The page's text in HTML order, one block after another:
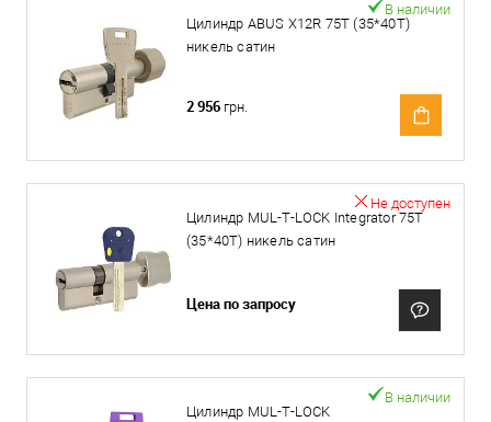
Цилиндр ABUS X12R 75T (35*40T)
никель сатин
В наличии
2 956 грн.
Цилиндр MUL-T-LOCK Integrator 75T
(35*40T) никель сатин
Не доступен
Цена по запросу
Цилиндр MUL-T-LOCK
В наличии